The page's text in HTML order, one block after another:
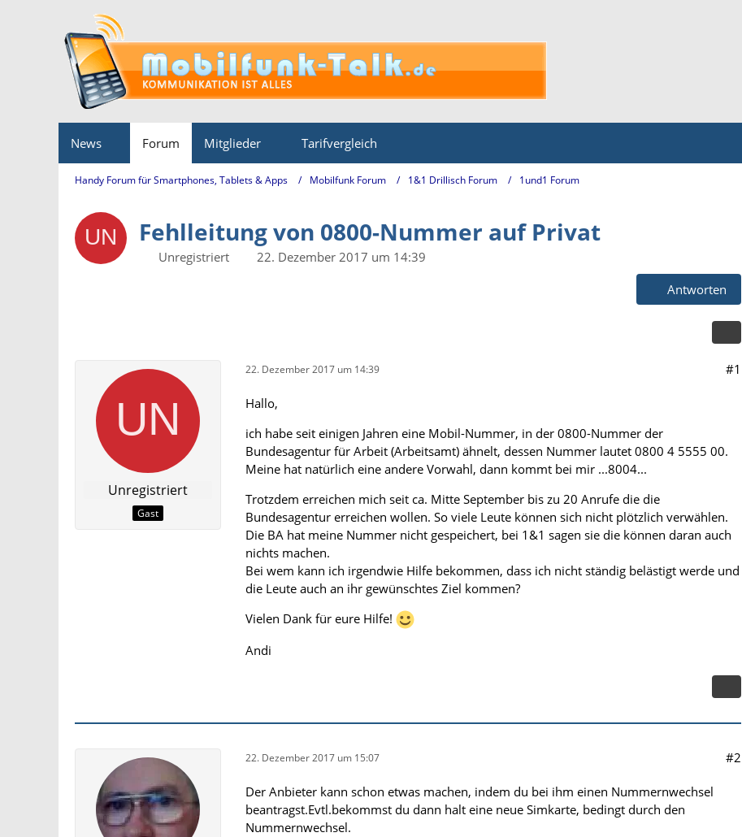
News Forum Mitglieder Tarifvergleich
Handy Forum für Smartphones, Tablets & Apps Mobilfunk Forum 1&1 Drillisch Forum 1und1 Forum
Fehlleitung von 0800-Nummer auf Privat
Unregistriert
22. Dezember 2017 um 14:39
Antworten
Unregistriert
Gast
22. Dezember 2017 um 14:39 #1
Hallo,
ich habe seit einigen Jahren eine Mobil-Nummer, in der 0800-Nummer der
Bundesagentur für Arbeit (Arbeitsamt) ähnelt, dessen Nummer lautet 0800 4 5555 00.
Meine hat natürlich eine andere Vorwahl, dann kommt bei mir ...8004...
Trotzdem erreichen mich seit ca. Mitte September bis zu 20 Anrufe die die
Bundesagentur erreichen wollen. So viele Leute können sich nicht plötzlich verwählen.
Die BA hat meine Nummer nicht gespeichert, bei 1&1 sagen sie die können daran auch
nichts machen.
Bei wem kann ich irgendwie Hilfe bekommen, dass ich nicht ständig belästigt werde und
die Leute auch an ihr gewünschtes Ziel kommen?
Vielen Dank für eure Hilfe!
Andi
22. Dezember 2017 um 15:07 #2
Der Anbieter kann schon etwas machen, indem du bei ihm einen Nummernwechsel
beantragst.Evtl.bekommst du dann halt eine neue Simkarte, bedingt durch den
Nummernwechsel.